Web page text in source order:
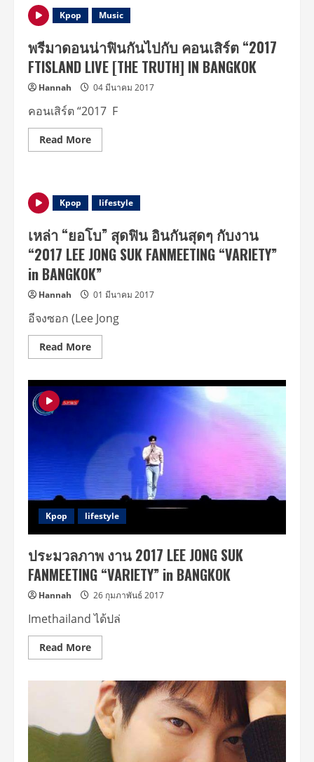
มันส์
ใน
ปิด
ท้าย
ทัวร์
“2017
FTISLAND
LIVE
TRUTH]
IN
BANGKOK”
Kpop Music
พรีมาดอนน่าฟินกันไปกับ คอนเสิร์ต “2017
FTISLAND LIVE [THE TRUTH] IN BANGKOK
Hannah 04 มีนาคม 2017
คอนเสิร์ต “2017 F
Read MoreRead
more
น่า
ฟิ
ไป
กับ
คอนเสิร์ต
“2017
FTISLAND
LIVE
TRUTH]
BANGKOK
Kpop lifestyle
เหล่า “ยอโบ” สุดฟิน อินกันสุดๆ กับงาน
“2017 LEE JONG SUK FANMEETING “VARIETY”
in BANGKOK”
Hannah 01 มีนาคม 2017
อีจงซอก (Lee Jong
Read MoreRead
more
“ยอโบ”
กับ
งาน
“2017
JONG
SUK
FANMEETING
“VARIETY”
in
BANGKOK”
Kpop lifestyle
ประมวลภาพ งาน 2017 LEE JONG SUK
FANMEETING “VARIETY” in BANGKOK
Hannah 26 กุมภาพันธ์ 2017
Imethailand ได้ปล่
Read MoreRead
more
ภาพ
งาน
2017
LEE
JONG
SUK
FANMEETING
“VARIETY”